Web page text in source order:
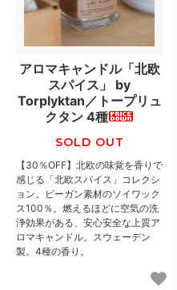
アロマキャンドル「北欧
スパイス」 by
Torplyktan／トープリュ
クタン 4種
SOLD OUT
【30％OFF】北欧の味覚を香りで
感じる「北欧スパイス」コレクシ
ョン。ビーガン素材のソイワック
ス100％。燃えるほどに空気の洗
浄効果がある、安心安全な上質ア
ロマキャンドル。スウェーデン
製。4種の香り。